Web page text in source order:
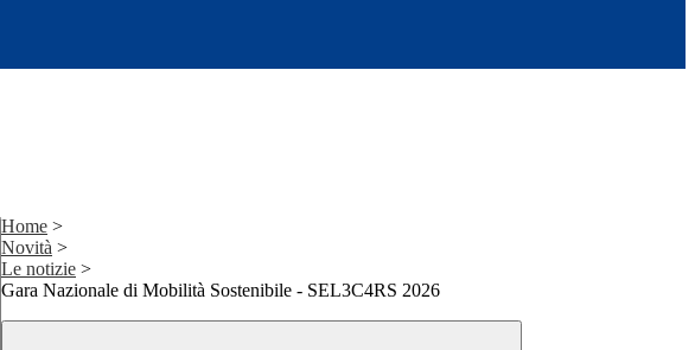
Home >
Novità >
Le notizie >
Gara Nazionale di Mobilità Sostenibile - SEL3C4RS 2026